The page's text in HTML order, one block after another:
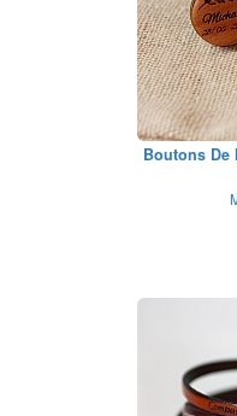
Boutons De